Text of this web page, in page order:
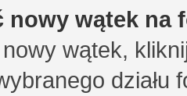
nowy wątek na
wątek,
działu